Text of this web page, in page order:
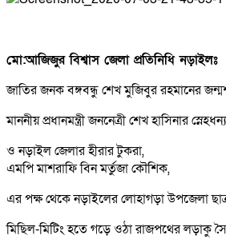
মো:অাজিজুর বিশ্বাস জেলা প্রতিনিধি নড়াইলঃ
জাতির জনক বঙ্গবন্ধু শেখ মুজিবুর রহমানের
মাননীয় প্রধানমন্ত্রী জননেত্রী শেখ হাসিনার
ও নড়াইল জেলার হীরার টুকরা,
এমপি মাশরাফি বিন মর্তুজা কৌশিক,
এর পক্ষ থেকে নড়াইলের লোহাগড়া উপজেলা
মিছিল-মিটিং হতে গড়ে ওঠা রাজপথের লড়াকু